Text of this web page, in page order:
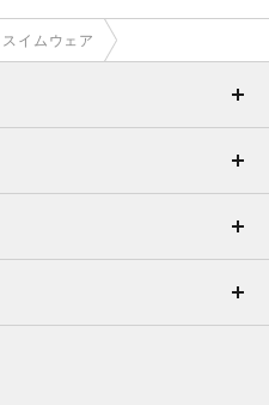
スイムウェア